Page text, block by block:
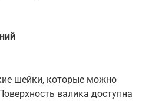
шейки, которые можно
валика доступна